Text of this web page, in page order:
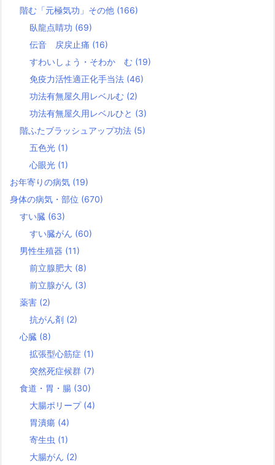
階む「元極気功」その他 (166)
臥龍点睛功 (69)
伝音 戻戻止痛 (16)
すわいしょう・そわか む (19)
免疫力活性適正化手当法 (46)
功法有無屋久用レベルむ (2)
功法有無屋久用レベルひと (3)
階ふたブラッシュアップ功法 (5)
五色光 (1)
心眼光 (1)
お年寄りの病気 (19)
身体の病気・部位 (670)
すい臓 (63)
すい臓がん (60)
男性生殖器 (11)
前立腺肥大 (8)
前立腺がん (3)
薬害 (2)
抗がん剤 (2)
心臓 (8)
拡張型心筋症 (1)
突然死症候群 (7)
食道・胃・腸 (30)
大腸ポリープ (4)
胃潰瘍 (4)
寄生虫 (1)
大腸がん (2)